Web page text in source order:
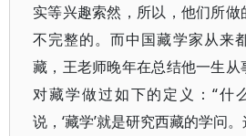
实等兴趣索然，所以，他们所
不完整的。而中国藏学家从来
藏，王老师晚年在总结他一生从
对藏学做过如下的定义：“什
说，‘藏学’就是研究西藏的学问